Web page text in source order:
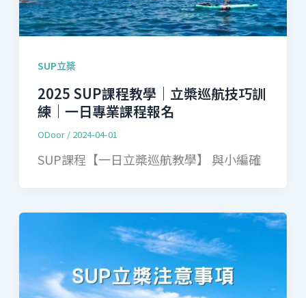
SUP立槳
2025 SUP課程教學｜立槳巡航技巧訓
練｜一日專業課程報名
ODoor / 2024-04-01
SUP課程【一日立槳巡航教學】 與小編確